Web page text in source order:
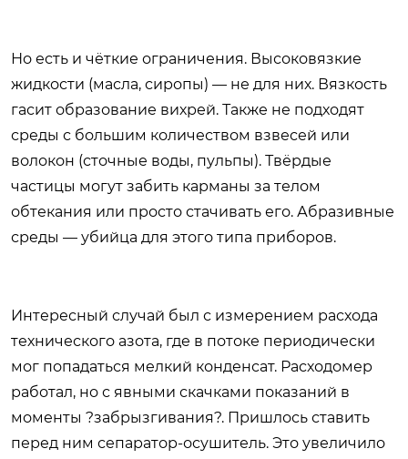
Но есть и чёткие ограничения. Высоковязкие
жидкости (масла, сиропы) — не для них. Вязкость
гасит образование вихрей. Также не подходят
среды с большим количеством взвесей или
волокон (сточные воды, пульпы). Твёрдые
частицы могут забить карманы за телом
обтекания или просто стачивать его. Абразивные
среды — убийца для этого типа приборов.
Интересный случай был с измерением расхода
технического азота, где в потоке периодически
мог попадаться мелкий конденсат. Расходомер
работал, но с явными скачками показаний в
моменты ?забрызгивания?. Пришлось ставить
перед ним сепаратор-осушитель. Это увеличило